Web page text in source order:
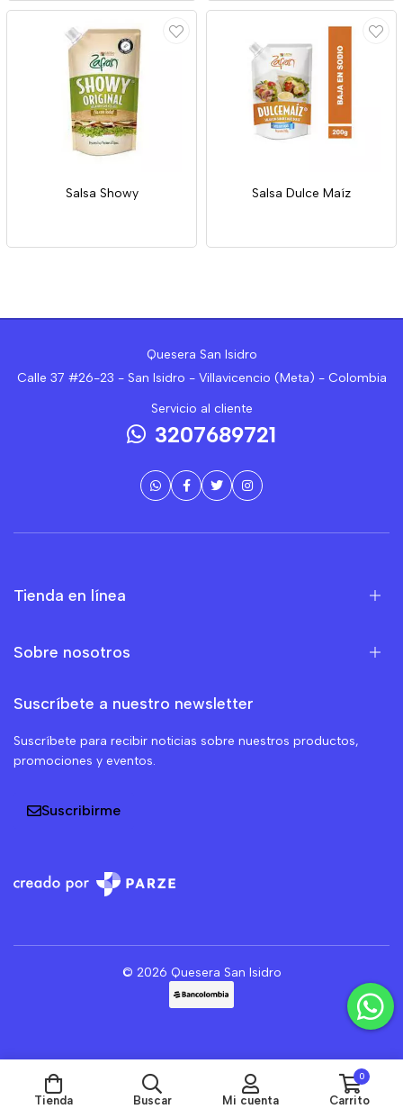
Salsa Showy Salsa Dulce Maíz
Quesera San Isidro
Calle 37 #26-23 - San Isidro - Villavicencio (Meta) - Colombia
Servicio al cliente
3207689721
Tienda en línea
Sobre nosotros
Suscríbete a nuestro newsletter
Suscríbete para recibir noticias sobre nuestros productos,
promociones y eventos.
Suscribirme
© 2026 Quesera San Isidro
Tienda Buscar Mi cuenta
0
Carrito